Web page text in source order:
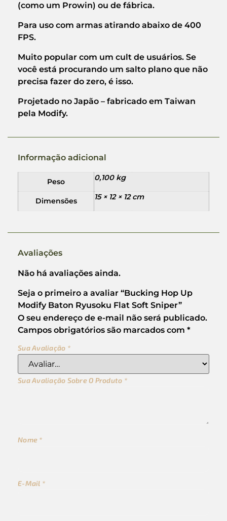
(como um Prowin) ou de fábrica.
Para uso com armas atirando abaixo de 400
FPS.
Muito popular com um cult de usuários. Se
você está procurando um salto plano que não
precisa fazer do zero, é isso.
Projetado no Japão – fabricado em Taiwan
pela Modify.
Informação adicional
Peso 0,100 kg
Dimensões 15 × 12 × 12 cm
Avaliações
Não há avaliações ainda.
Seja o primeiro a avaliar “Bucking Hop Up
Modify Baton Ryusoku Flat Soft Sniper”
O seu endereço de e-mail não será publicado.
Campos obrigatórios são marcados com *
Sua Avaliação *
Sua Avaliação Sobre O Produto *
Nome *
E-Mail *